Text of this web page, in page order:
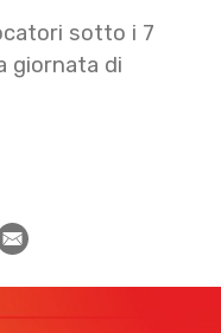
sotto i 7
giornata di